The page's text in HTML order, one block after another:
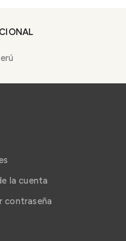
la cuenta
contraseña